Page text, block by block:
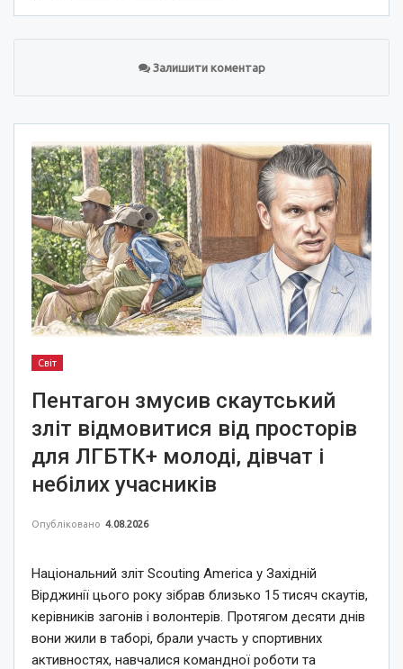
Залишити коментар
Світ
Пентагон змусив скаутський
зліт відмовитися від просторів
для ЛГБТК+ молоді, дівчат і
небілих учасників
Опубліковано 4.08.2026
Національний зліт Scouting America у Західній
Вірджинії цього року зібрав близько 15 тисяч скаутів,
керівників загонів і волонтерів. Протягом десяти днів
вони жили в таборі, брали участь у спортивних
активностях, навчалися командної роботи та